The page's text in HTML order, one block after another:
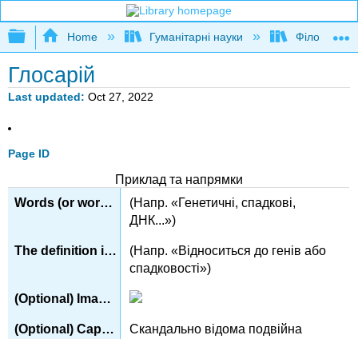
Expand/collapse global hierarchy
Home Гуманітарні науки Філософія
Глосарій
Last updated Oct 27, 2022
Page ID
Приклад та напрямки
(Напр. «Генетичні, спадкові,
ДНК...»)
(Напр. «Відноситься до генів або
спадковості»)
Скандально відома подвійна